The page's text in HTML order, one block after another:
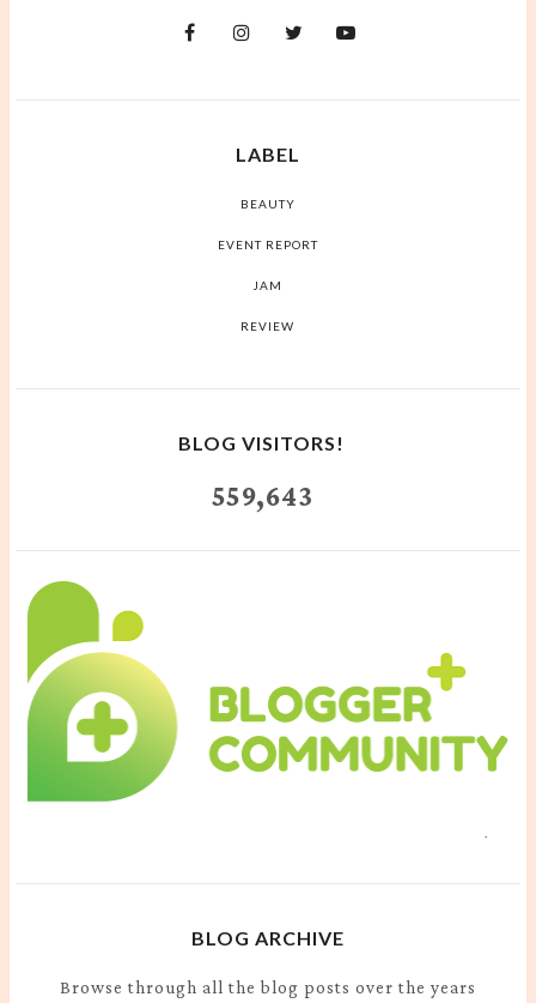
LABEL
BEAUTY
EVENT REPORT
JAM
REVIEW
BLOG VISITORS!
559,643
BLOG ARCHIVE
Browse through all the blog posts over the years